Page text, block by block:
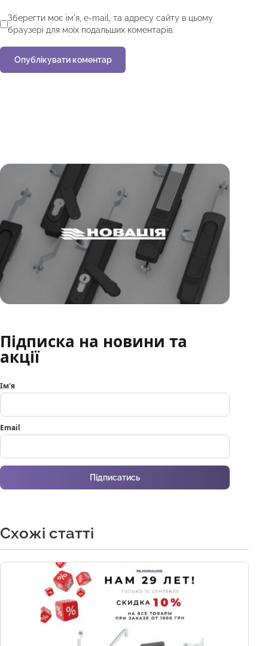
Зберегти моє ім'я, e-mail, та адресу сайту в цьому
браузері для моїх подальших коментарів.
Підписка на новини та
акції
Ім'я
Email
Підписатись
Схожі статті